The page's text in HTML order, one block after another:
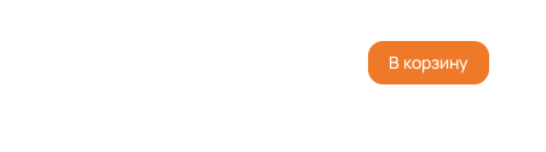
В корзину